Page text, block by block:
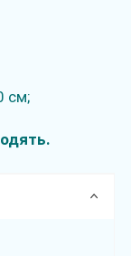
см;